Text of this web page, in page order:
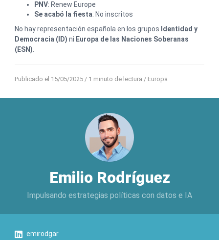
PNV: Renew Europe
Se acabó la fiesta: No inscritos
No hay representación española en los grupos Identidad y
Democracia (ID) ni Europa de las Naciones Soberanas
(ESN)
Publicado el 15/05/2025 / 1 minuto de lectura / Europa
Emilio Rodríguez
Impulsando estrategias políticas con datos e IA
emirodgar